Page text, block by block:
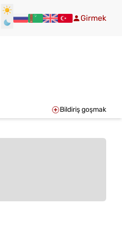
Girmek
Bildiriş goşmak